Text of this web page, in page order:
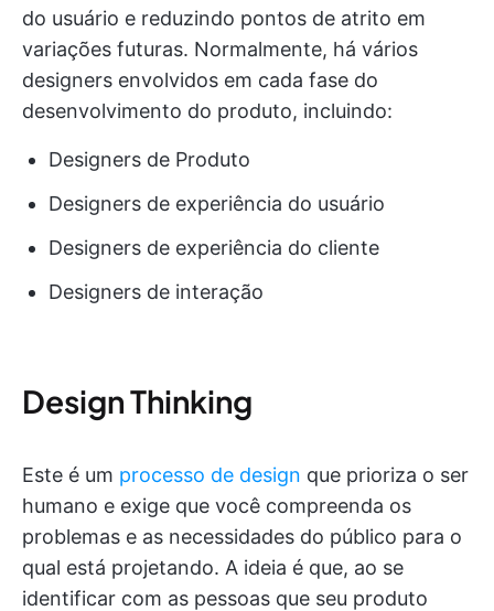
do usuário e reduzindo pontos de atrito em
variações futuras. Normalmente, há vários
designers envolvidos em cada fase do
desenvolvimento do produto, incluindo:
Designers de Produto
Designers de experiência do usuário
Designers de experiência do cliente
Designers de interação
Design Thinking
Este é um processo de design que prioriza o ser
humano e exige que você compreenda os
problemas e as necessidades do público para o
qual está projetando. A ideia é que, ao se
identificar com as pessoas que seu produto